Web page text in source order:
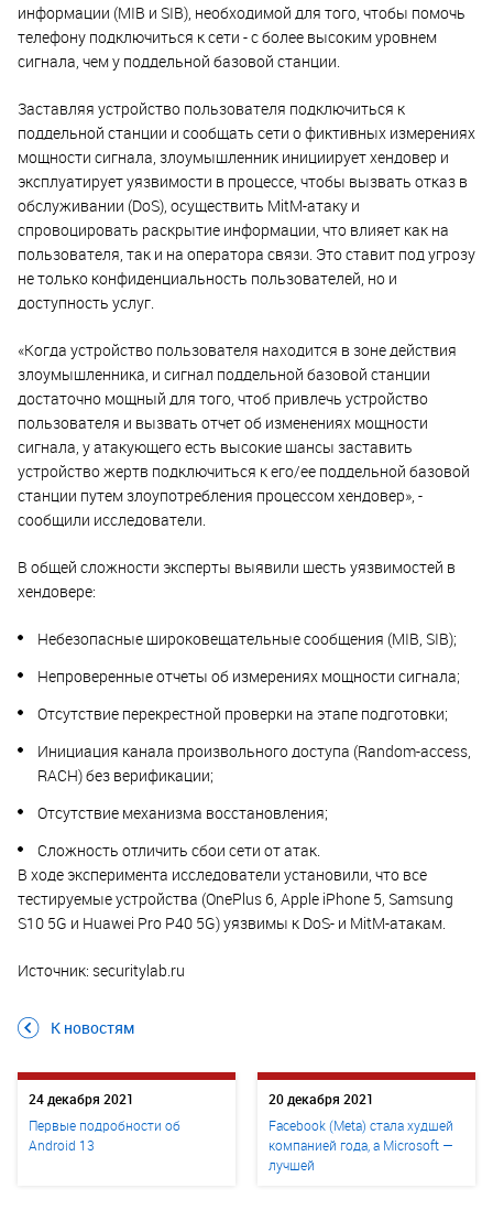
информации (MIB и SIB), необходимой для того, чтобы помочь
телефону подключиться к сети - с более высоким уровнем
сигнала, чем у поддельной базовой станции.
Заставляя устройство пользователя подключиться к
поддельной станции и сообщать сети о фиктивных измерениях
мощности сигнала, злоумышленник инициирует хендовер и
эксплуатирует уязвимости в процессе, чтобы вызвать отказ в
обслуживании (DoS), осуществить MitM-атаку и
спровоцировать раскрытие информации, что влияет как на
пользователя, так и на оператора связи. Это ставит под угрозу
не только конфиденциальность пользователей, но и
доступность услуг.
«Когда устройство пользователя находится в зоне действия
злоумышленника, и сигнал поддельной базовой станции
достаточно мощный для того, чтоб привлечь устройство
пользователя и вызвать отчет об изменениях мощности
сигнала, у атакующего есть высокие шансы заставить
устройство жертв подключиться к его/ее поддельной базовой
станции путем злоупотребления процессом хендовер», -
сообщили исследователи.
В общей сложности эксперты выявили шесть уязвимостей в
хендовере:
Небезопасные широковещательные сообщения (MIB, SIB);
Непроверенные отчеты об измерениях мощности сигнала;
Отсутствие перекрестной проверки на этапе подготовки;
Инициация канала произвольного доступа (Random-access,
RACH) без верификации;
Отсутствие механизма восстановления;
Сложность отличить сбои сети от атак.
В ходе эксперимента исследователи установили, что все
тестируемые устройства (OnePlus 6, Apple iPhone 5, Samsung
S10 5G и Huawei Pro P40 5G) уязвимы к DoS- и MitM-атакам.
Источник: securitylab.ru
К новостям
24 декабря 2021
Первые подробности об
Android 13
20 декабря 2021
Facebook (Meta) стала худшей
компанией года, а Microsoft —
лучшей